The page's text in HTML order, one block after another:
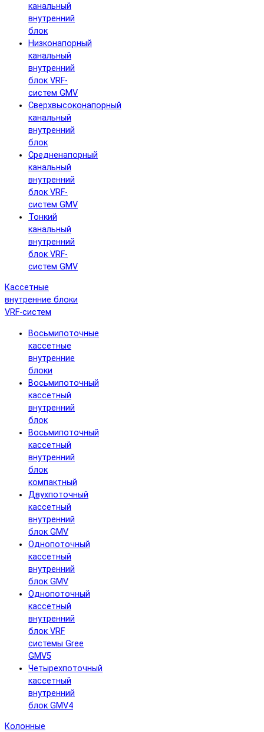
канальный
внутренний
блок
Низконапорный
канальный
внутренний
блок VRF-
систем GMV
Сверхвысоконапорный
канальный
внутренний
блок
Средненапорный
канальный
внутренний
блок VRF-
систем GMV
Тонкий
канальный
внутренний
блок VRF-
систем GMV
Кассетные
внутренние блоки
VRF-систем
Восьмипоточные
кассетные
внутренние
блоки
Восьмипоточный
кассетный
внутренний
блок
Восьмипоточный
кассетный
внутренний
блок
компактный
Двухпоточный
кассетный
внутренний
блок GMV
Однопоточный
кассетный
внутренний
блок GMV
Однопоточный
кассетный
внутренний
блок VRF
системы Gree
GMV5
Четырехпоточный
кассетный
внутренний
блок GMV4
Колонные